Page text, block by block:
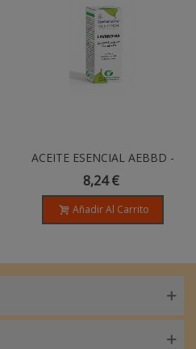
ACEITE ESENCIAL AEBBD -
Lavandina - 10ml
8,24 €
Añadir Al Carrito